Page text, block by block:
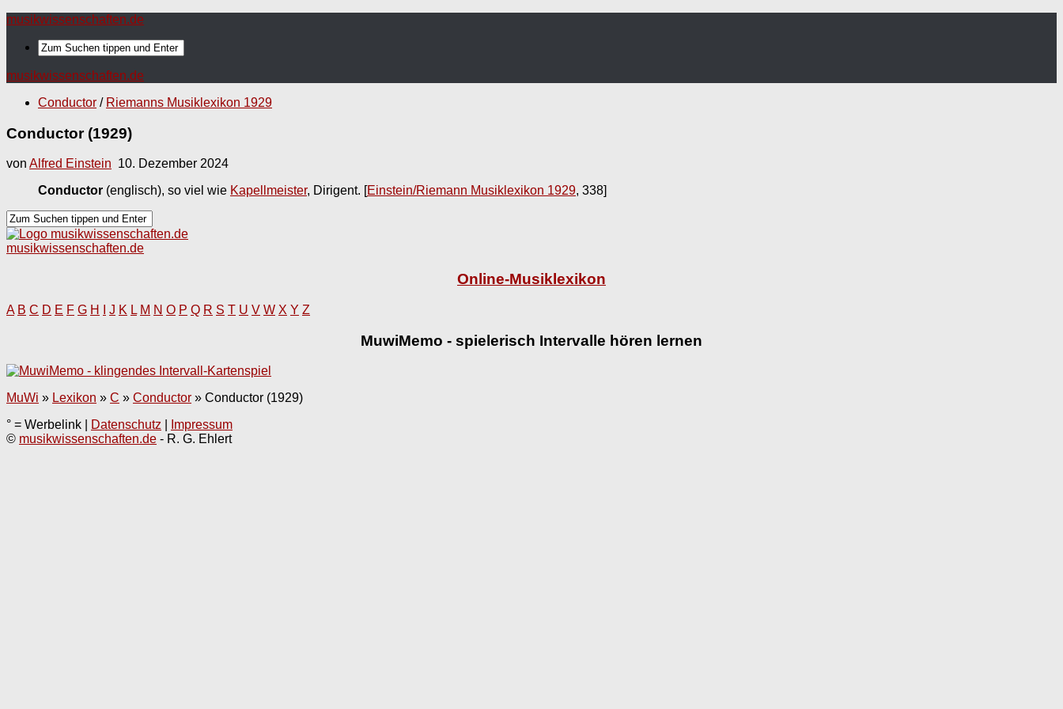
musikwissenschaften.de
musikwissenschaften.de
Conductor / Riemanns Musiklexikon 1929
Conductor (1929)
von Alfred Einstein 10. Dezember 2024
Conductor (englisch), so viel wie Kapellmeister, Dirigent. [Einstein/Riemann Musiklexikon 1929, 338]
musikwissenschaften.de
Online-Musiklexikon
A B C D E F G H J K L M N O P Q R S T U V W X Y Z
MuwiMemo - spielerisch Intervalle hören lernen
MuWi » Lexikon » C » Conductor » Conductor (1929)
° = Werbelink |
Datenschutz
Impressum
© musikwissenschaften.de - R. G. Ehlert